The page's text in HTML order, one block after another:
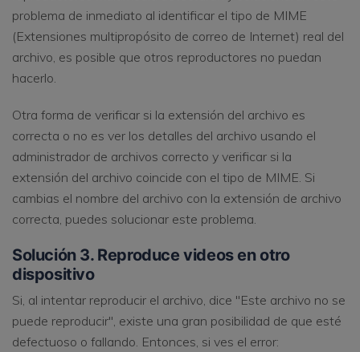
problema de inmediato al identificar el tipo de MIME
(Extensiones multipropósito de correo de Internet) real del
archivo, es posible que otros reproductores no puedan
hacerlo.
Otra forma de verificar si la extensión del archivo es
correcta o no es ver los detalles del archivo usando el
administrador de archivos correcto y verificar si la
extensión del archivo coincide con el tipo de MIME. Si
cambias el nombre del archivo con la extensión de archivo
correcta, puedes solucionar este problema.
Solución 3. Reproduce videos en otro
dispositivo
Si, al intentar reproducir el archivo, dice "Este archivo no se
puede reproducir", existe una gran posibilidad de que esté
defectuoso o fallando. Entonces, si ves el error: